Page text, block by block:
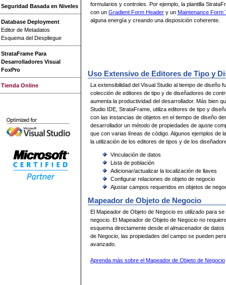
Seguridad Basada en Niveles
Database Deployment
Editor de Metadatos
Esquema del Despliegue
StrataFrame Para
Desarrolladores Visual
FoxPro
Tienda Online
formularios y controles. Por ejemplo, la plantilla
con un Gradient Form Header y un Maintenance Form
alguna energía y creando una disposición coherente.
Uso Extensivo de Editores de Tipo y
La extensibilidad del Visual Studio al tiempo de
colección de editores de tipo y de diseñadores de
aumenta la productividad del desarrollador. Más bien
Studio IDE, StrataFrame, utiliza editores de tipo y
con las instancias de objetos en el tiempo de diseño
desarrollador un método de propiedades de ajuste
que con varias líneas de código. Algunos ejemplos de
la utilización de los editores de tipos y de los
Vinculación de datos
Lista de población
Adicionar/actualizar la localización de llaves
Configurar relaciones de objeto de negocio
Ajustar campos requeridos en objetos de
Mapeador de Objeto de Negocio
El Mapeador de Objeto de Negocio es utilizado para
negocio. El Mapeador de Objeto de Negocio no
esquema directamente desde el almacenador de
de Negocio, las propiedades del campo se pueden
avanzado.
Aprenda más sobre el Mapeador de Objeto de Negocio